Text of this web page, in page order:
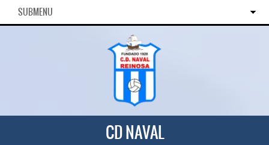
SUBMENU
CD NAVAL